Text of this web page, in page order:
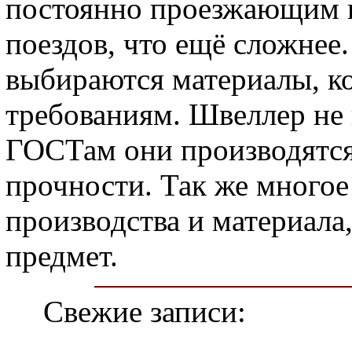
постоянно
поездов, что ещё
выбираются материалы,
требованиям. Швеллер не
ГОСТам они
прочности. Так же многое
производства и
предмет.
Свежие записи: